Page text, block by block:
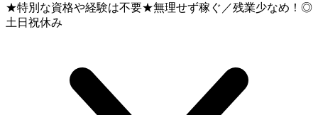
★特別な資格や経験は不要★無理せず稼ぐ／残業少なめ！◎
土日祝休み